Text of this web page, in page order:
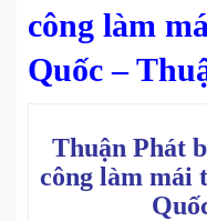
công làm
Quốc –
Thuận Phát
công làm mái